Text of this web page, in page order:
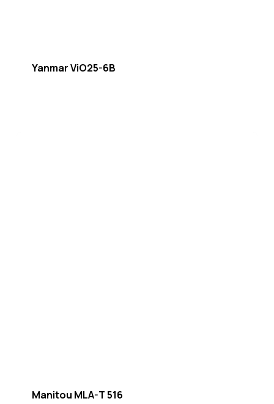
Yanmar ViO25-6B
Manitou MLA-T 516